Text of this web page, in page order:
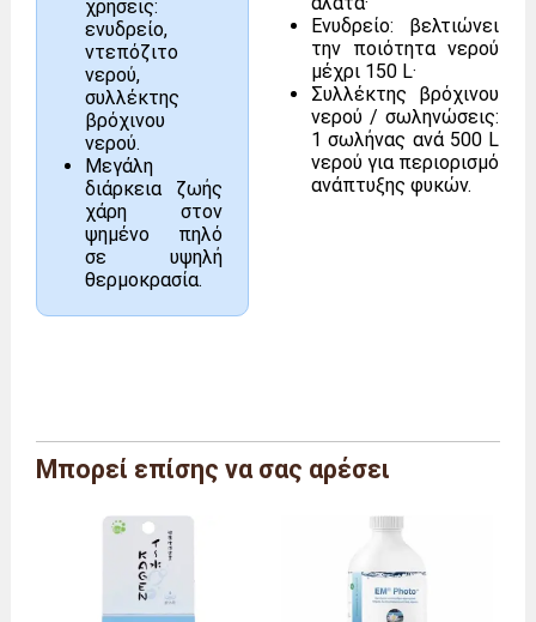
χρήσεις:
ενυδρείο,
ντεπόζιτο
νερού,
συλλέκτης
βρόχινου
νερού.
Μεγάλη
διάρκεια ζωής
χάρη στον
ψημένο πηλό
σε υψηλή
θερμοκρασία.
Ενυδρείο: βελτιώνει
την ποιότητα νερού
μέχρι 150 L·
Συλλέκτης βρόχινου
νερού / σωληνώσεις:
1 σωλήνας ανά 500 L
νερού για περιορισμό
ανάπτυξης φυκών.
Μάρκα
Agriton
Αναφορά
Διαστάσεις
(συνολικές)
μήκος 3 x βάθος 3 x
ύψος 3 εκ.
Βάρος
100 γραμμάρια
Μπορεί επίσης να σας αρέσει